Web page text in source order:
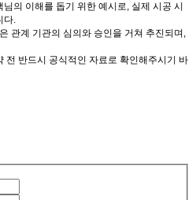
의 이해를 돕기 위한 예시로, 실제 시공 시
다.
관계 기관의 심의와 승인을 거쳐 추진되며,
전 반드시 공식적인 자료로 확인해주시기 바